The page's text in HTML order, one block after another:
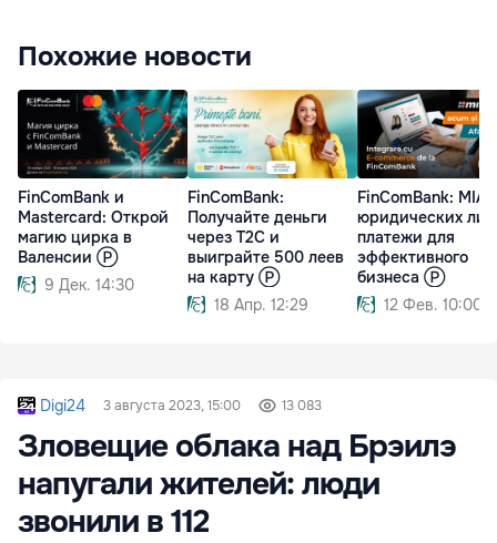
Похожие новости
FinComBank и
Mastercard: Открой
магию цирка в
Валенсии Ⓟ
9 Дек. 14:30
FinComBank:
Получайте деньги
через T2C и
выиграйте 500 леев
на карту Ⓟ
18 Апр. 12:29
FinComBank: MIA
юридических
платежи для
эффективного
бизнеса Ⓟ
12 Фев. 10:00
Digi24 3 августа 2023, 15:00 13 083
Зловещие облака над Брэилэ
напугали жителей: люди
звонили в 112